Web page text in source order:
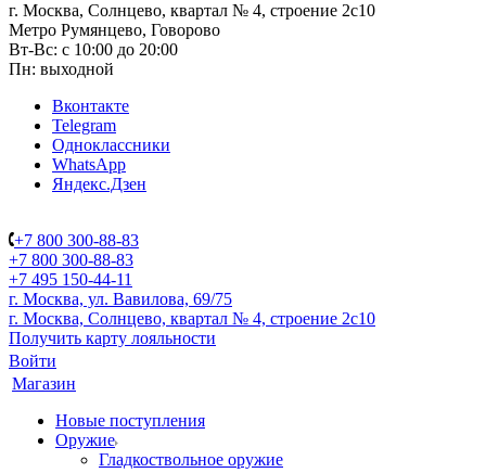
г. Москва, Солнцево, квартал № 4, строение 2с10
Метро Румянцево, Говорово
Вт-Вс: с 10:00 до 20:00
Пн: выходной
Вконтакте
Telegram
Одноклассники
WhatsApp
Яндекс.Дзен
+7 800 300-88-83
+7 800 300-88-83
+7 495 150-44-11
г. Москва, ул. Вавилова, 69/75
г. Москва, Солнцево, квартал № 4, строение 2с10
Получить карту лояльности
Войти
Магазин
Новые поступления
Оружие
Гладкоствольное оружие